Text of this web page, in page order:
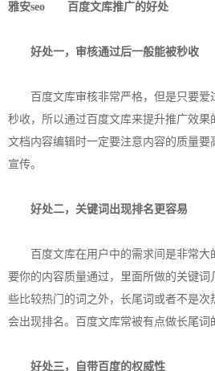
雅安seo 百度文库推广的好处
好处一，审核通过后一般能被秒收
百度文库审核非常严格，但是只要爱
秒收，所以通过百度文库来提升推广效
文档内容编辑时一定要注意内容的质量
宣传。
好处二，关键词出现排名更容易
百度文库在用户中的需求间是非常大
要你的内容质量通过，里面所做的关键
些比较热门的词之外，长尾词或者不是
会出现排名。百度文库常被有点做长尾词
好处三，自带百度的权威性